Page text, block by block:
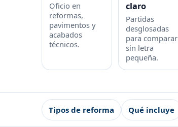
Oficio en
reformas,
pavimentos y
acabados
técnicos.
claro
Partidas
desglosadas
para comparar
sin letra
pequeña.
Tipos de reforma Qué incluye